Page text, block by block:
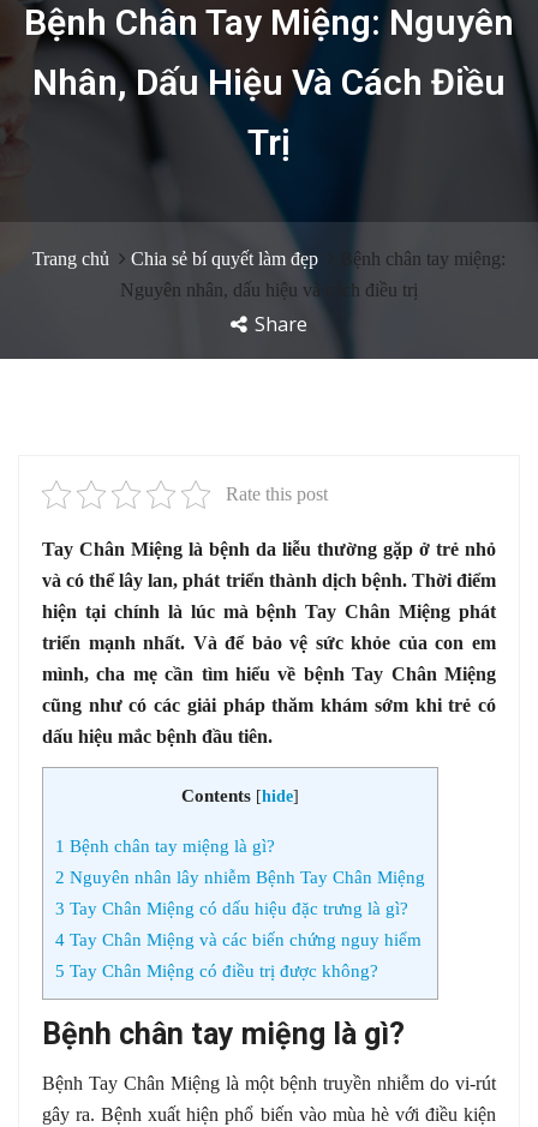
Bệnh Chân Tay Miệng: Nguyên
Nhân, Dấu Hiệu Và Cách Điều
Trị
Trang chủ Chia sẻ bí quyết làm đẹp
Bệnh chân tay miệng:
Nguyên nhân, dấu hiệu và cách điều trị
Share
Rate this post
Tay Chân Miệng là bệnh da liễu thường gặp ở trẻ nhỏ
và có thể lây lan, phát triển thành dịch bệnh. Thời điểm
hiện tại chính là lúc mà bệnh Tay Chân Miệng phát
triển mạnh nhất. Và để bảo vệ sức khỏe của con em
mình, cha mẹ cần tìm hiểu về bệnh Tay Chân Miệng
cũng như có các giải pháp thăm khám sớm khi trẻ có
dấu hiệu mắc bệnh đầu tiên.
Contents [hide]
1 Bệnh chân tay miệng là gì?
2 Nguyên nhân lây nhiễm Bệnh Tay Chân Miệng
3 Tay Chân Miệng có dấu hiệu đặc trưng là gì?
4 Tay Chân Miệng và các biến chứng nguy hiểm
5 Tay Chân Miệng có điều trị được không?
Bệnh chân tay miệng là gì?
Bệnh Tay Chân Miệng là một bệnh truyền nhiễm do vi-rút
gây ra. Bệnh xuất hiện phổ biến vào mùa hè với điều kiện